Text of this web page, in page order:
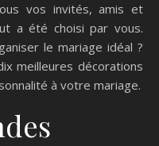
vos invités, amis et
a été choisi par vous.
le mariage idéal ?
meilleures décorations
à votre mariage.